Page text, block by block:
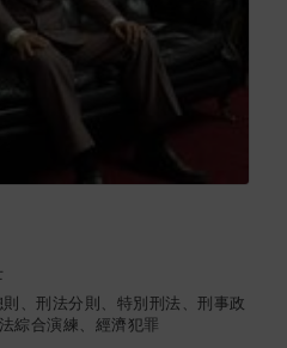
、刑法分則、特別刑法、刑事政
綜合演練、經濟犯罪